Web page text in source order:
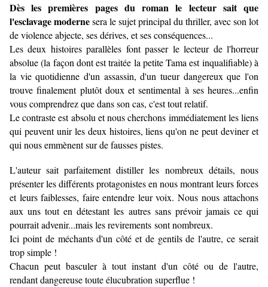
Dès les premières pages du roman le lecteur sait que
l'esclavage modernesera le sujet principal du thriller, avec son lot
de violence abjecte, ses dérives, et ses conséquences...
Les deux histoires parallèles font passer le lecteur de l'horreur
absolue (la façon dont est traitée la petite Tama est inqualifiable) à
la vie quotidienne d'un assassin, d'un tueur dangereux que l'on
trouve finalement plutôt doux et sentimental à ses heures...enfin
vous comprendrez que dans son cas, c'est tout relatif.
Le contraste est absolu et nous cherchons immédiatement les liens
qui peuvent unir les deux histoires, liens qu'on ne peut deviner et
qui nous emmènent sur de fausses pistes.
L'auteur sait parfaitement distiller les nombreux détails, nous
présenter les différents protagonistes en nous montrant leurs forces
et leurs faiblesses, faire entendre leur voix. Nous nous attachons
aux uns tout en détestant les autres sans prévoir jamais ce qui
pourrait advenir...mais les revirements sont nombreux.
Ici point de méchants d'un côté et de gentils de l'autre, ce serait
trop simple !
Chacun peut basculer à tout instant d'un côté ou de l'autre,
rendant dangereuse toute élucubration superflue !